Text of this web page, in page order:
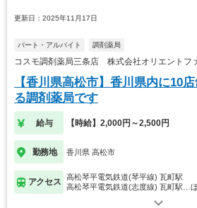
更新日：2025年11月17日
パート・アルバイト 調剤薬局
コスモ調剤薬局三条店 株式会社オリエントフ
【香川県高松市】香川県内に10
る調剤薬局です
給与 【時給】2,000円～2,500円
勤務地 香川県 高松市
アクセス
高松琴平電気鉄道(琴平線) 瓦町駅
高松琴平電気鉄道(志度線) 瓦町駅…